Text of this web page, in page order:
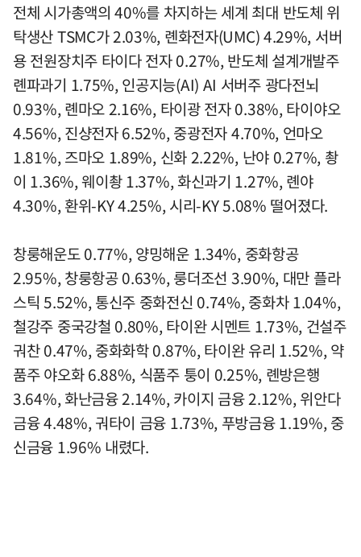
전체 시가총액의 40%를 차지하는 세계 최대 반도체 위
탁생산 TSMC가 2.03%, 롄화전자(UMC) 4.29%, 서버
용 전원장치주 타이다 전자 0.27%, 반도체 설계개발주
롄파과기 1.75%, 인공지능(AI) AI 서버주 광다전뇌
0.93%, 롄마오 2.16%, 타이광 전자 0.38%, 타이야오
4.56%, 진샹전자 6.52%, 중광전자 4.70%, 언마오
1.81%, 즈마오 1.89%, 신화 2.22%, 난야 0.27%, 촹
이 1.36%, 웨이촹 1.37%, 화신과기 1.27%, 롄야
4.30%, 환위-KY 4.25%, 시리-KY 5.08% 떨어졌다.
창룽해운도 0.77%, 양밍해운 1.34%, 중화항공
2.95%, 창룽항공 0.63%, 룽더조선 3.90%, 대만 플라
스틱 5.52%, 통신주 중화전신 0.74%, 중화차 1.04%,
철강주 중국강철 0.80%, 타이완 시멘트 1.73%, 건설주
궈찬 0.47%, 중화화학 0.87%, 타이완 유리 1.52%, 약
품주 야오화 6.88%, 식품주 퉁이 0.25%, 롄방은행
3.64%, 화난금융 2.14%, 카이지 금융 2.12%, 위안다
금융 4.48%, 궈타이 금융 1.73%, 푸방금융 1.19%, 중
신금융 1.96% 내렸다.